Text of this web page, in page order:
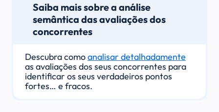
Saiba mais sobre a análise
semântica das avaliações dos
concorrentes
Descubra comoanalisar detalhadamente
as avaliações dos seus concorrentes para
identificar os seus verdadeiros pontos
fortes… e fracos.